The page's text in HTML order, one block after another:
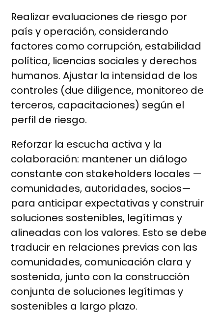
Realizar evaluaciones de riesgo por
país y operación, considerando
factores como corrupción, estabilidad
política, licencias sociales y derechos
humanos. Ajustar la intensidad de los
controles (due diligence, monitoreo de
terceros, capacitaciones) según el
perfil de riesgo.
Reforzar la escucha activa y la
colaboración: mantener un diálogo
constante con stakeholders locales —
comunidades, autoridades, socios—
para anticipar expectativas y construir
soluciones sostenibles, legítimas y
alineadas con los valores. Esto se debe
traducir en relaciones previas con las
comunidades, comunicación clara y
sostenida, junto con la construcción
conjunta de soluciones legítimas y
sostenibles a largo plazo.